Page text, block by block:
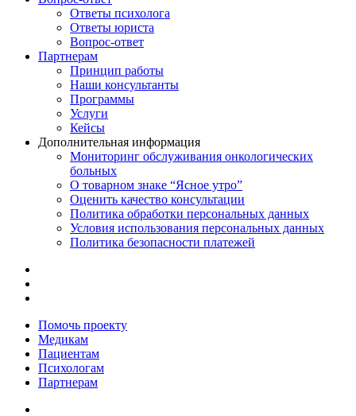
Ответы психолога
Ответы юриста
Вопрос-ответ
Партнерам
Принцип работы
Наши консультанты
Программы
Услуги
Кейсы
Дополнительная информация
Мониторинг обслуживания онкологических
больных
О товарном знаке “Ясное утро”
Оценить качество консультации
Политика обработки персональных данных
Условия использования персональных данных
Политика безопасности платежей
Помочь проекту
Медикам
Пациентам
Психологам
Партнерам